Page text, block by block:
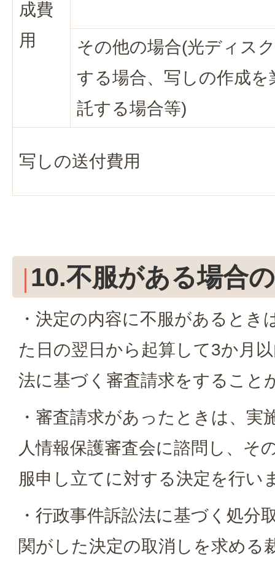
成費
用
その他の場合(光ディス
する場合、写しの作成を
託する場合等)
写しの送付費用
10.不服がある場合
・決定の内容に不服があるとき
た日の翌日から起算して3か月
法に基づく審査請求をすること
・審査請求があったときは、実
人情報保護審査会に諮問し、そ
服申し立てに対する決定を行い
・行政事件訴訟法に基づく処分
関がした決定の取消しを求める